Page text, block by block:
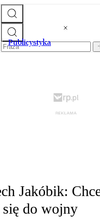
Publicystyka
Jakóbik:
do wojny